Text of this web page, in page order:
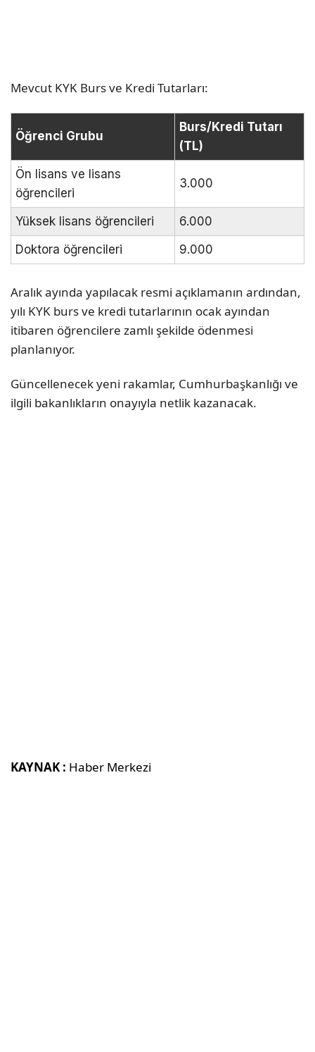
Mevcut KYK Burs ve Kredi Tutarları:
Öğrenci Grubu
Burs/Kredi Tutarı
(TL)
Ön lisans ve lisans
öğrencileri
3.000
Yüksek lisans öğrencileri
6.000
Doktora öğrencileri
9.000
Aralık ayında yapılacak resmi açıklamanın ardından,
yılı KYK burs ve kredi tutarlarının ocak ayından
itibaren öğrencilere zamlı şekilde ödenmesi
planlanıyor.
Güncellenecek yeni rakamlar, Cumhurbaşkanlığı ve
ilgili bakanlıkların onayıyla netlik kazanacak.
KAYNAK : Haber Merkezi